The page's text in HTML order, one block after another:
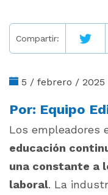
Compartir:
5 / febrero / 2025
Por: Equipo
Los empleadores
educación
una constante a
laboral. La